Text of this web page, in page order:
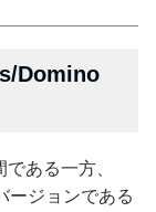
Domino
ある一方、
ージョンである